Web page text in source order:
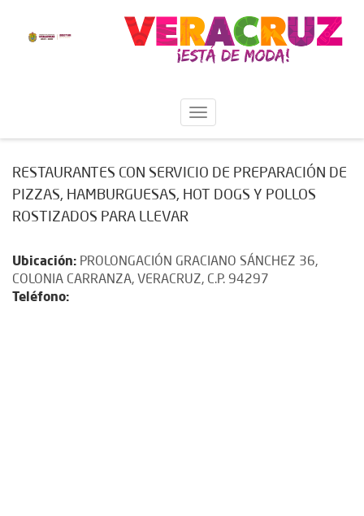
RESTAURANTES CON SERVICIO DE PREPARACIÓN DE
PIZZAS, HAMBURGUESAS, HOT DOGS Y POLLOS
ROSTIZADOS PARA LLEVAR
Ubicación: PROLONGACIÓN GRACIANO SÁNCHEZ 36,
COLONIA CARRANZA, VERACRUZ, C.P. 94297
Teléfono: